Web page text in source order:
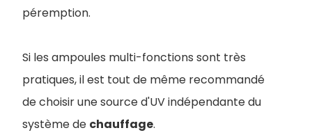
péremption.
Si les ampoules multi-fonctions sont très
pratiques, il est tout de même recommandé
de choisir une source d'UV indépendante du
système de chauffage.